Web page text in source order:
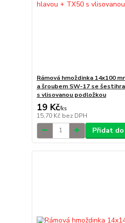
Rámová hmoždinka 14x100
a šroubem SW-17 se
s vlisovanou podložkou
19 Kč/ks
15,70 Kč bez DPH
Přidat